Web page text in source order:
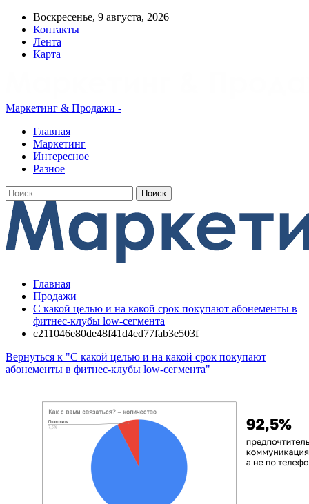
Воскресенье, 9 августа, 2026
Контакты
Лента
Карта
Маркетинг & Продажи -
Главная
Маркетинг
Интересное
Разное
Главная
Продажи
С какой целью и на какой срок покупают абонементы в
фитнес-клубы low-сегмента
c211046e80de48f41d4ed77fab3e503f
Вернуться к "С какой целью и на какой срок покупают
абонементы в фитнес-клубы low-сегмента"